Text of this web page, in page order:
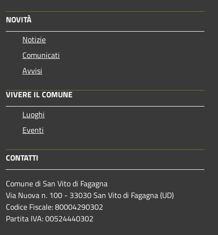
NOVITÀ
Notizie
Comunicati
Avvisi
VIVERE IL COMUNE
Luoghi
Eventi
CONTATTI
Comune di San Vito di Fagagna
Via Nuova n. 100 - 33030 San Vito di Fagagna (UD)
Codice Fiscale: 80004290302
Partita IVA: 00524440302